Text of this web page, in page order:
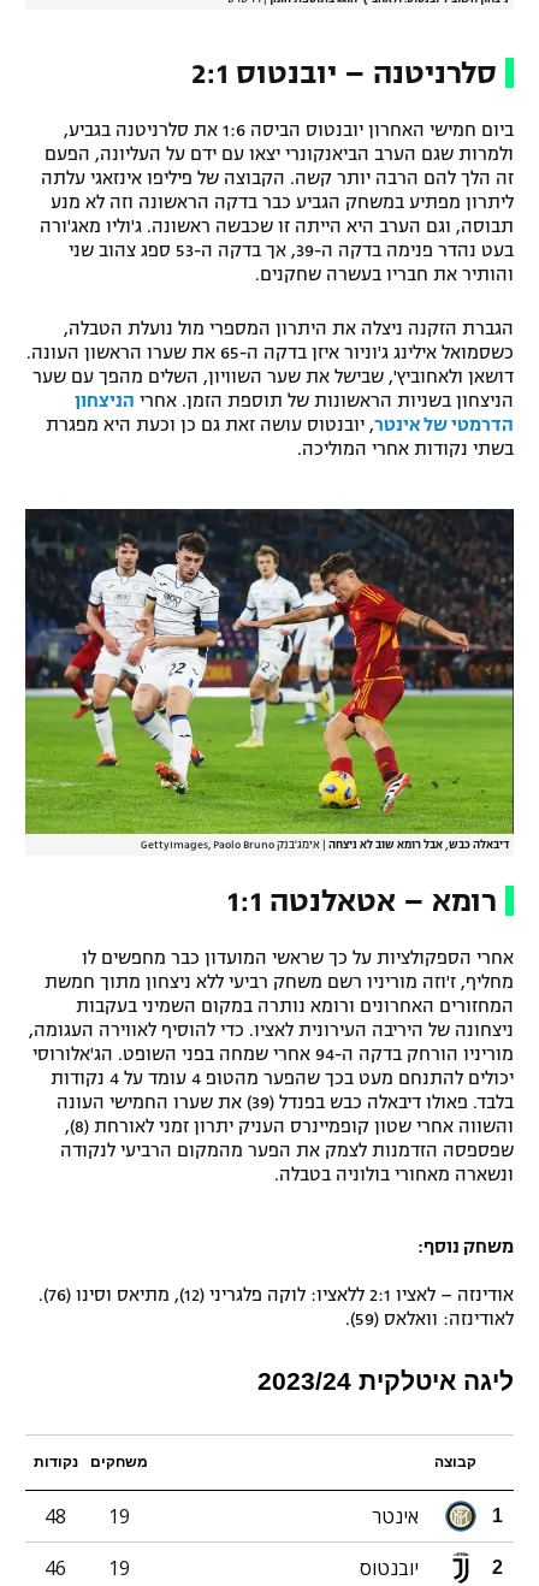
סלרניטנה – יובנטוס 2:1
ביום חמישי האחרון יובנטוס הביסה 1:6 את סלרניטנה בגביע,
ולמרות שגם הערב הביאנקונרי יצאו עם ידם על העליונה, הפעם
זה הלך להם הרבה יותר קשה. הקבוצה של פיליפו אינזאגי עלתה
ליתרון מפתיע במשחק הגביע כבר בדקה הראשונה וזה לא מנע
תבוסה, וגם הערב היא הייתה זו שכבשה ראשונה. ג'וליו מאג'ורה
בעט נהדר פנימה בדקה ה-39, אך בדקה ה-53 ספג צהוב שני
והותיר את חבריו בעשרה שחקנים.
הגברת הזקנה ניצלה את היתרון המספרי מול נועלת הטבלה,
כשסמואל אילינג ג'וניור איזן בדקה ה-65 את שערו הראשון העונה.
דושאן ולאחוביץ', שבישל את שער השוויון, השלים מהפך עם שער
הניצחון בשניות הראשונות של תוספת הזמן. אחרי הניצחון
הדרמטי של אינטר, יובנטוס עושה זאת גם כן וכעת היא מפגרת
בשתי נקודות אחרי המוליכה.
דיבאלה כבש, אבל רומא שוב לא ניצחה אימג'בנק GettyImages, Paolo Bruno
רומא – אטאלנטה 1:1
אחרי הספקולציות על כך שראשי המועדון כבר מחפשים לו
מחליף, ז'וזה מוריניו רשם משחק רביעי ללא ניצחון מתוך חמשת
המחזורים האחרונים ורומא נותרה במקום השמיני בעקבות
ניצחונה של היריבה העירונית לאציו. כדי להוסיף לאווירה העגומה,
מוריניו הורחק בדקה ה-94 אחרי שמחה בפני השופט. הג'אלורוסי
יכולים להתנחם מעט בכך שהפער מהטופ 4 עומד על 4 נקודות
בלבד. פאולו דיבאלה כבש בפנדל (39) את שערו החמישי העונה
והשווה אחרי שטון קופמיינרס העניק יתרון זמני לאורחת (8),
שפספסה הזדמנות לצמק את הפער מהמקום הרביעי לנקודה
ונשארה מאחורי בולוניה בטבלה.
משחק נוסף:
אודינזה – לאציו 2:1 ללאציו: לוקה פלגריני (12), מתיאס וסינו (76).
לאודינזה: וואלאס (59).
ליגה איטלקית 2023/24
קבוצה משחקים נקודות
1 אינטר 19
48
2 יובנטוס 19
46